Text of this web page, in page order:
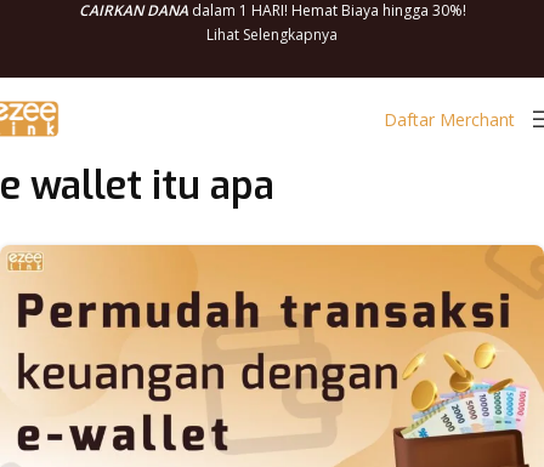
CAIRKAN DANAdalam 1 HARI! Hemat Biaya hingga 30%!
Lihat Selengkapnya
Daftar Merchant
e wallet itu apa